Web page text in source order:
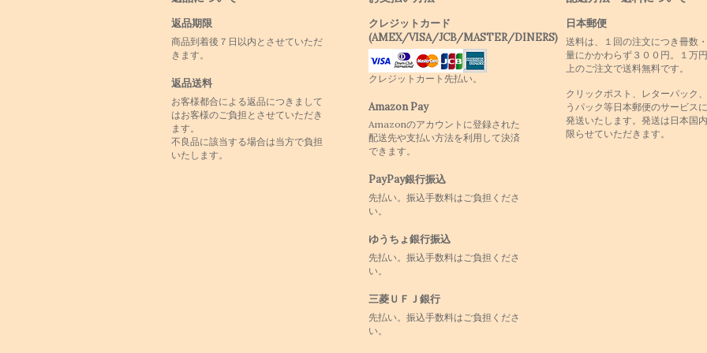
返品期限
商品到着後７日以内とさせていただ
きます。
返品送料
お客様都合による返品につきまして
はお客様のご負担とさせていただき
ます。
不良品に該当する場合は当方で負担
いたします。
クレジットカード
(AMEX/VISA/JCB/MASTER/DINERS)
クレジットカート先払い。
Amazon Pay
Amazonのアカウントに登録された
配送先や支払い方法を利用して決済
できます。
PayPay銀行振込
先払い。振込手数料はご負担くださ
い。
ゆうちょ銀行振込
先払い。振込手数料はご負担くださ
い。
三菱ＵＦＪ銀行
先払い。振込手数料はご負担くださ
い。
日本郵便
送料は、１回の注文につき冊数
量にかかわらず３００円。１万
上のご注文で送料無料です。
クリックポスト、レターパック
うパック等日本郵便のサービス
発送いたします。発送は日本国
限らせていただきます。